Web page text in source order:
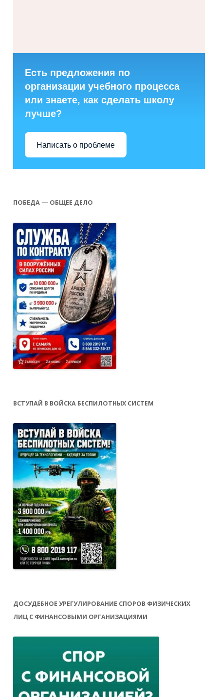
Есть предложения по
организации учебного процесса
или знаете, как сделать школу
лучше?
Написать о проблеме
ПОБЕДА — ОБЩЕЕ ДЕЛО
ВСТУПАЙ В ВОЙСКА БЕСПИЛОТНЫХ СИСТЕМ
ДОСУДЕБНОЕ УРЕГУЛИРОВАНИЕ СПОРОВ ФИЗИЧЕСКИХ
ЛИЦ С ФИНАНСОВЫМИ ОРГАНИЗАЦИЯМИ